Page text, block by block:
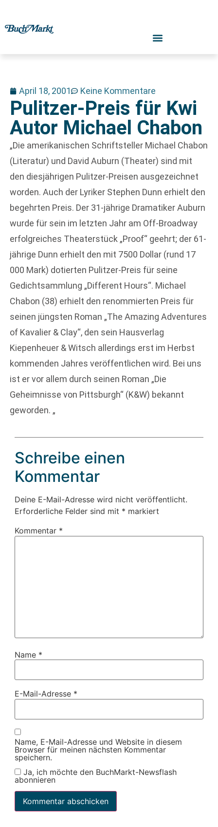
April 18, 2001 Keine Kommentare
Pulitzer-Preis für Kwi
Autor Michael Chabon
„Die amerikanischen Schriftsteller Michael Chabon
(Literatur) und David Auburn (Theater) sind mit
den diesjährigen Pulitzer-Preisen ausgezeichnet
worden. Auch der Lyriker Stephen Dunn erhielt den
begehrten Preis. Der 31-jährige Dramatiker Auburn
wurde für sein im letzten Jahr am Off-Broadway
erfolgreiches Theaterstück „Proof“ geehrt; der 61-
jährige Dunn erhielt den mit 7500 Dollar (rund 17
000 Mark) dotierten Pulitzer-Preis für seine
Gedichtsammlung „Different Hours“. Michael
Chabon (38) erhielt den renommierten Preis für
seinen jüngsten Roman „The Amazing Adventures
of Kavalier & Clay“, den sein Hausverlag
Kiepenheuer & Witsch allerdings erst im Herbst
kommenden Jahres veröffentlichen wird. Bei uns
ist er vor allem durch seinen Roman „Die
Geheimnisse von Pittsburgh“ (K&W) bekannt
geworden. „
Schreibe einen
Kommentar
Deine E-Mail-Adresse wird nicht veröffentlicht.
Erforderliche Felder sind mit * markiert
Kommentar *
Name *
E-Mail-Adresse *
Name, E-Mail-Adresse und Website in diesem
Browser für meinen nächsten Kommentar
speichern.
Ja, ich möchte den BuchMarkt-Newsflash
abonnieren